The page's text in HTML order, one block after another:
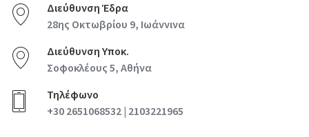
Διεύθυνση Έδρα
28ης Οκτωβρίου 9, Ιωάννινα
Διεύθυνση Υποκ.
Σοφοκλέους 5, Αθήνα
Τηλέφωνο
+30 2651068532 | 2103221965